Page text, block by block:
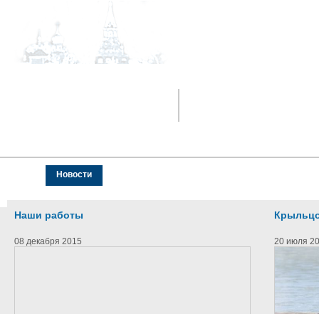
Новости
Наши работы
08 декабря 2015 20 июля